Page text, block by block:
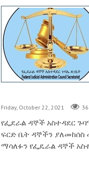
Friday, October 22, 2021
የፌደራል ዳኞች አስተዳደር
ፍርድ ቤት ዳኞችን ያለመከሰስ
ማሳለፉን የፌዴራል ዳኞች